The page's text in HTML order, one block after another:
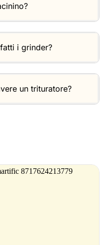
i grinder?
un trituratore?